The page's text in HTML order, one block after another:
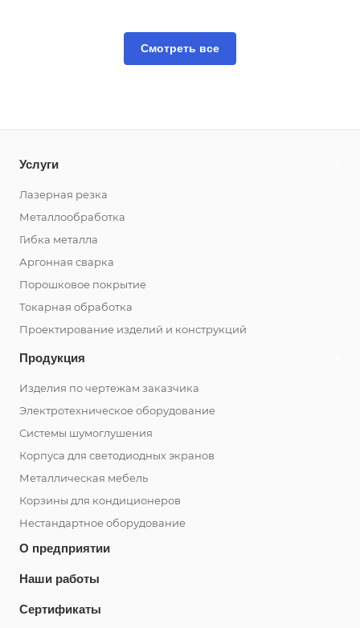
Смотреть все
Услуги
Лазерная резка
Металлообработка
Гибка металла
Аргонная сварка
Порошковое покрытие
Токарная обработка
Проектирование изделий и конструкций
Продукция
Изделия по чертежам заказчика
Электротехническое оборудование
Системы шумоглушения
Корпуса для светодиодных экранов
Металлическая мебель
Корзины для кондиционеров
Нестандартное оборудование
О предприятии
Наши работы
Сертификаты